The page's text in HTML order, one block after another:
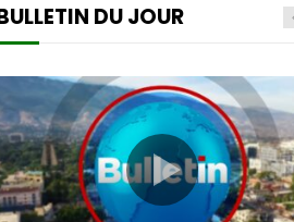
DU JOUR